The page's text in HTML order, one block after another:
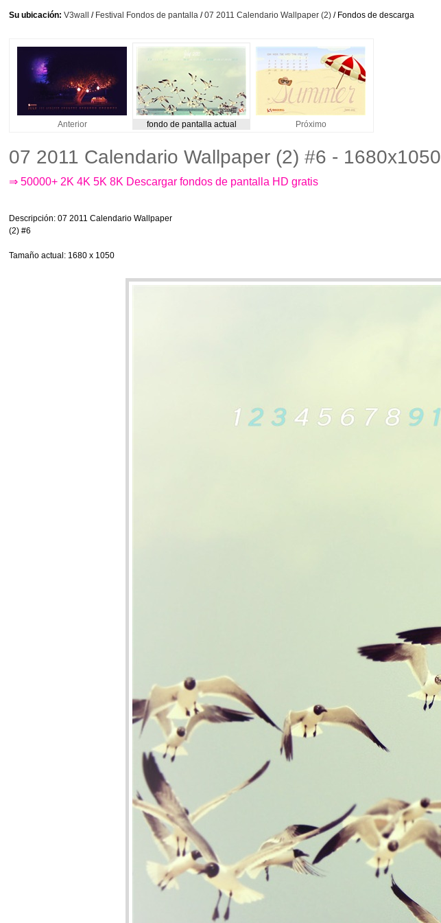
Su ubicación: V3wall / Festival Fondos de pantalla /07 2011 Calendario Wallpaper (2) / Fondos de descarga
Anterior fondo de pantalla actual Próximo
07 2011 Calendario Wallpaper (2) #6 - 1680x1050
⇒ 50000+ 2K 4K 5K 8K Descargar fondos de pantalla HD gratis
Descripción: 07 2011 Calendario Wallpaper
(2) #6
Tamaño actual : 1680 x 1050